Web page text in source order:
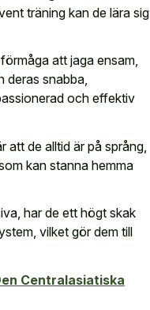
träning kan de lära sig
att jaga ensam,
deras snabba,
och effektiv
att de alltid är på språng,
kan stanna hemma
har de ett högt skak
vilket gör dem till
Centralasiatiska